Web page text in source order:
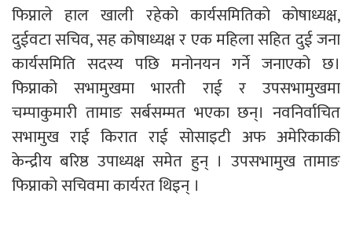
फिप्नाले हाल खाली रहेको कार्यसमितिको कोषाध्यक्ष,
दुईवटा सचिव, सह कोषाध्यक्ष र एक महिला सहित दुई जना
कार्यसमिति सदस्य पछि मनोनयन गर्ने जनाएको छ।
फिप्नाको सभामुखमा भारती राई र उपसभामुखमा
चम्पाकुमारी तामाङ सर्बसम्मत भएका छन्। नवनिर्वाचित
सभामुख राई किरात राई सोसाइटी अफ अमेरिकाकी
केन्द्रीय बरिष्ठ उपाध्यक्ष समेत हुन् । उपसभामुख तामाङ
फिप्नाको सचिवमा कार्यरत थिइन् ।